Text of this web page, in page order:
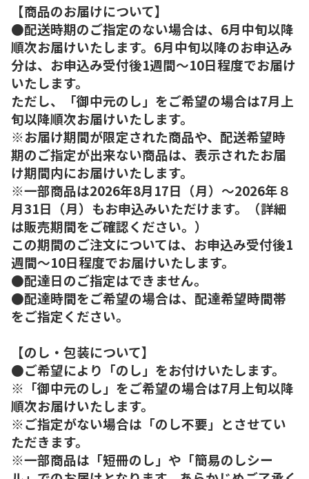
【商品のお届けについて】
●配送時期のご指定のない場合は、6月中旬以降
順次お届けいたします。6月中旬以降のお申込み
分は、お申込み受付後1週間～10日程度でお届け
いたします。
ただし、「御中元のし」をご希望の場合は7月上
旬以降順次お届けいたします。
※お届け期間が限定された商品や、配送希望時
期のご指定が出来ない商品は、表示されたお届
け期間内にお届けいたします。
※一部商品は2026年8月17日（月）～2026年８
月31日（月）もお申込みいただけます。（詳細
は販売期間をご確認ください。）
この期間のご注文については、お申込み受付後1
週間～10日程度でお届けいたします。
●配達日のご指定はできません。
●配達時間をご希望の場合は、配達希望時間帯
をご指定ください。
【のし・包装について】
●ご希望により「のし」をお付けいたします。
※「御中元のし」をご希望の場合は7月上旬以降
順次お届けいたします。
※ご指定がない場合は「のし不要」とさせてい
ただきます。
※一部商品は「短冊のし」や「簡易のしシー